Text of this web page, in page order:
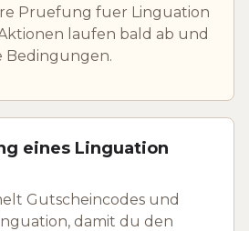
Pruefung fuer Linguation
laufen bald ab und
Bedingungen.
eines Linguation
Gutscheincodes und
damit du den